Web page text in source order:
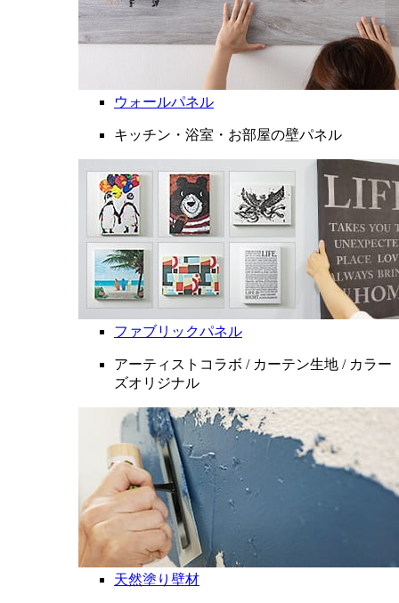
ウォールパネル
キッチン・浴室・お部屋の壁パネル
ファブリックパネル
アーティストコラボ / カーテン生地 / カラー
ズオリジナル
天然塗り壁材